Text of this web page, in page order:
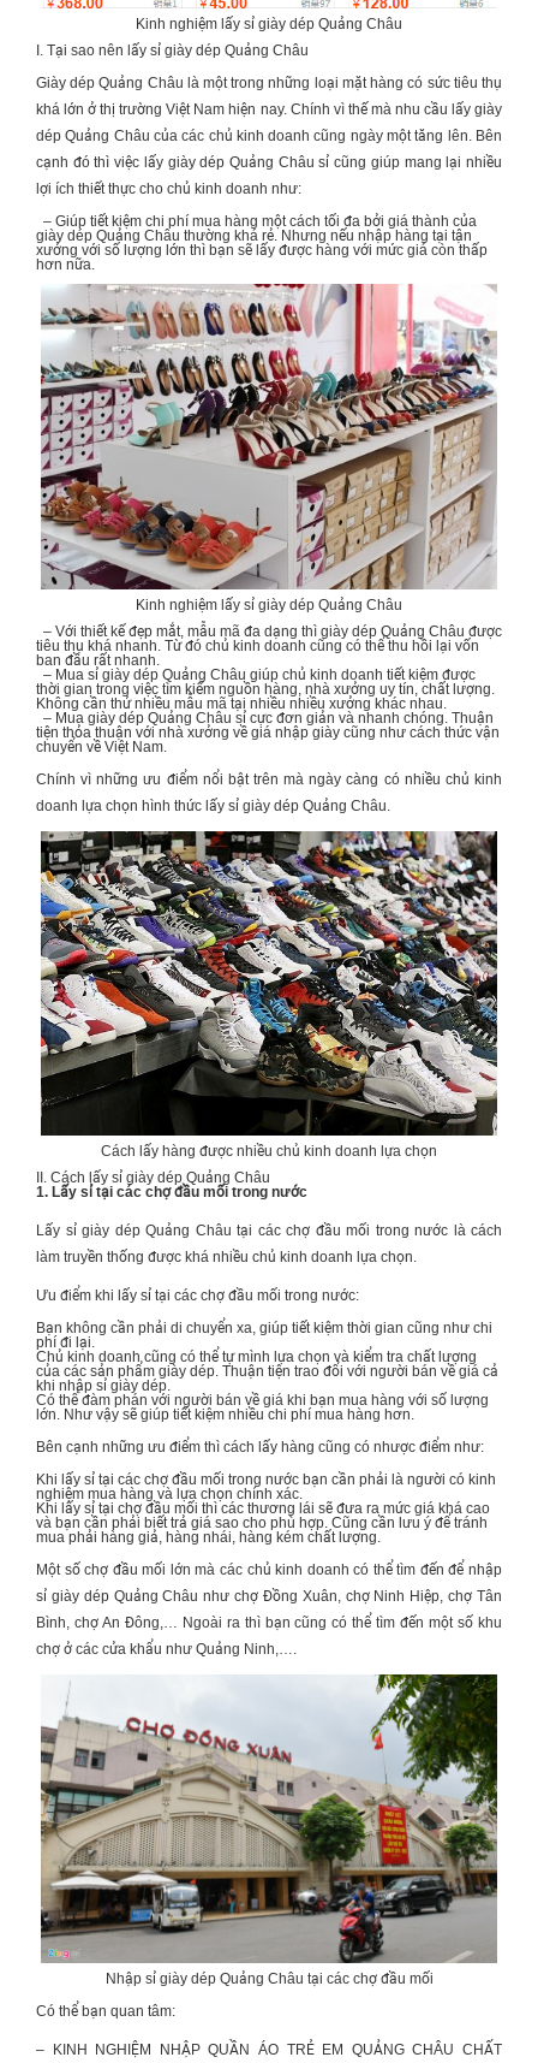
Kinh nghiệm lấy sỉ giày dép Quảng Châu
I. Tại sao nên lấy sỉ giày dép Quảng Châu
Giày dép Quảng Châu là một trong những loại mặt hàng có sức tiêu thụ
khá lớn ở thị trường Việt Nam hiện nay. Chính vì thế mà nhu cầu lấy giày
dép Quảng Châu của các chủ kinh doanh cũng ngày một tăng lên. Bên
cạnh đó thì việc lấy giày dép Quảng Châu sỉ cũng giúp mang lại nhiều
lợi ích thiết thực cho chủ kinh doanh như:
– Giúp tiết kiệm chi phí mua hàng một cách tối đa bởi giá thành của
giày dép Quảng Châu thường khá rẻ. Nhưng nếu nhập hàng tại tận
xưởng với số lượng lớn thì bạn sẽ lấy được hàng với mức giá còn thấp
hơn nữa.
Kinh nghiệm lấy sỉ giày dép Quảng Châu
– Với thiết kế đẹp mắt, mẫu mã đa dạng thì giày dép Quảng Châu được
tiêu thụ khá nhanh. Từ đó chủ kinh doanh cũng có thể thu hồi lại vốn
ban đầu rất nhanh.
– Mua sỉ giày dép Quảng Châu giúp chủ kinh doanh tiết kiệm được
thời gian trong việc tìm kiếm nguồn hàng, nhà xưởng uy tín, chất lượng.
Không cần thử nhiều mẫu mã tại nhiều nhiều xưởng khác nhau.
– Mua giày dép Quảng Châu sỉ cực đơn giản và nhanh chóng. Thuận
tiện thỏa thuận với nhà xưởng về giá nhập giày cũng như cách thức vận
chuyển về Việt Nam.
Chính vì những ưu điểm nổi bật trên mà ngày càng có nhiều chủ kinh
doanh lựa chọn hình thức lấy sỉ giày dép Quảng Châu.
Cách lấy hàng được nhiều chủ kinh doanh lựa chọn
II. Cách lấy sỉ giày dép Quảng Châu
1. Lấy sỉ tại các chợ đầu mối trong nước
Lấy sỉ giày dép Quảng Châu tại các chợ đầu mối trong nước là cách
làm truyền thống được khá nhiều chủ kinh doanh lựa chọn.
Ưu điểm khi lấy sỉ tại các chợ đầu mối trong nước:
Bạn không cần phải di chuyển xa, giúp tiết kiệm thời gian cũng như chi
phí đi lại.
Chủ kinh doanh cũng có thể tự mình lựa chọn và kiểm tra chất lượng
của các sản phẩm giày dép. Thuận tiện trao đổi với người bán về giá cả
khi nhập sỉ giày dép.
Có thể đàm phán với người bán về giá khi bạn mua hàng với số lượng
lớn. Như vậy sẽ giúp tiết kiệm nhiều chi phí mua hàng hơn.
Bên cạnh những ưu điểm thì cách lấy hàng cũng có nhược điểm như:
Khi lấy sỉ tại các chợ đầu mối trong nước bạn cần phải là người có kinh
nghiệm mua hàng và lựa chọn chính xác.
Khi lấy sỉ tại chợ đầu mối thì các thương lái sẽ đưa ra mức giá khá cao
và bạn cần phải biết trả giá sao cho phù hợp. Cũng cần lưu ý để tránh
mua phải hàng giả, hàng nhái, hàng kém chất lượng.
Một số chợ đầu mối lớn mà các chủ kinh doanh có thể tìm đến để nhập
sỉ giày dép Quảng Châu như chợ Đồng Xuân, chợ Ninh Hiệp, chợ Tân
Bình, chợ An Đông,… Ngoài ra thì bạn cũng có thể tìm đến một số khu
chợ ở các cửa khẩu như Quảng Ninh,….
Nhập sỉ giày dép Quảng Châu tại các chợ đầu mối
Có thể bạn quan tâm:
– KINH NGHIỆM NHẬP QUẦN ÁO TRẺ EM QUẢNG CHÂU CHẤT